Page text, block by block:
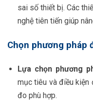
sai số thiết bị. Các
nghệ tiên tiến giúp
Chọn phương pháp
Lựa chọn phương
mục tiêu và điều kiện
đo phù hợp.